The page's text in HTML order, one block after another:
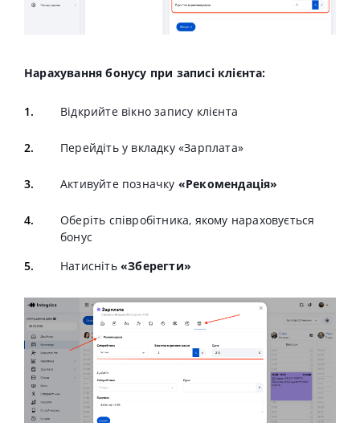
Нарахування бонусу при записі клієнта:
Відкрийте вікно запису клієнта
Перейдіть у вкладку «Зарплата»
Активуйте позначку «Рекомендація»
Оберіть співробітника, якому нараховується
бонус
Натисніть «Зберегти»